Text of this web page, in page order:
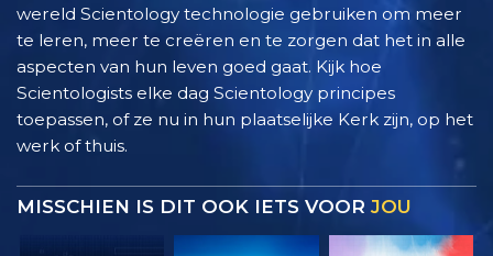
wereld Scientology technologie gebruiken om meer
te leren, meer te creëren en te zorgen dat het in alle
aspecten van hun leven goed gaat. Kijk hoe
Scientologists elke dag Scientology principes
toepassen, of ze nu in hun plaatselijke Kerk zijn, op het
werk of thuis.
MISSCHIEN IS DIT OOK IETS VOOR JOU